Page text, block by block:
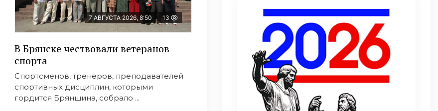
7 АВГУСТА 2026, 8:50 13
В Брянске чествовали ветеранов
спорта
Спортсменов, тренеров, преподавателей
спортивных дисциплин, которыми
гордится Брянщина, собрало ...